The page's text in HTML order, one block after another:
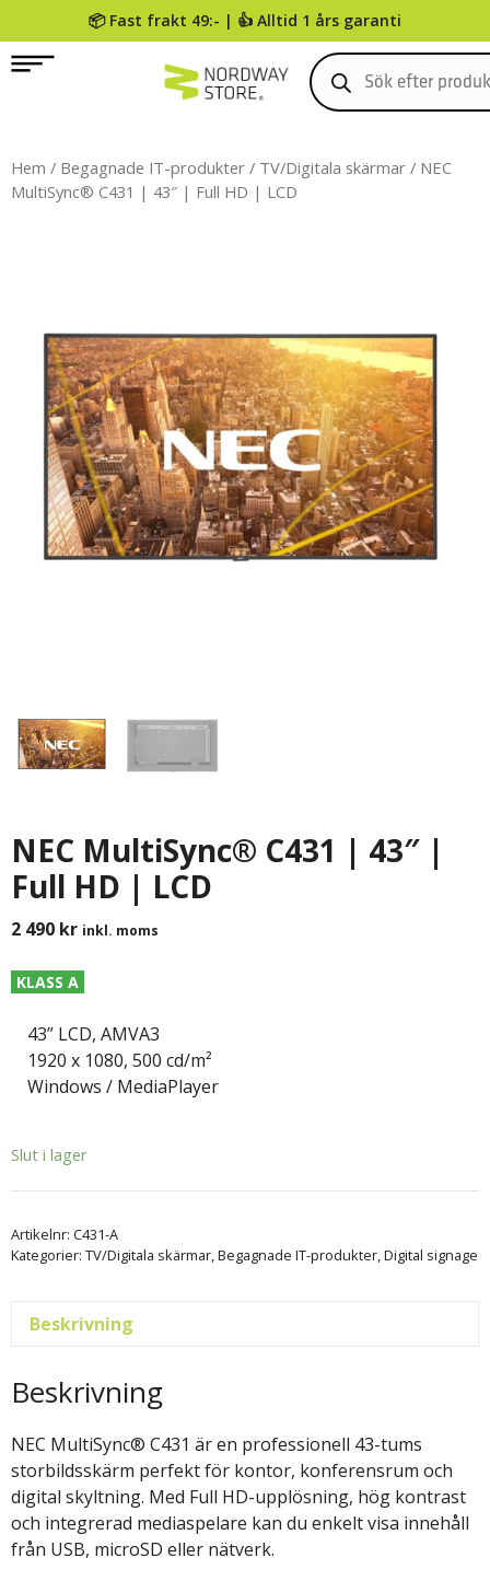
📦 Fast frakt 49:- | 👍 Alltid 1 års garanti
0
Hem / Begagnade IT-produkter / TV/Digitala skärmar / NEC
MultiSync® C431 | 43″ | Full HD | LCD
NEC MultiSync® C431 | 43″ |
Full HD | LCD
2 490 kr inkl. moms
KLASS A
43” LCD, AMVA3
1920 x 1080, 500 cd/m²
Windows / MediaPlayer
Slut i lager
Artikelnr: C431-A
Kategorier: TV/Digitala skärmar,Begagnade IT-produkter,Digital signage
Beskrivning
Beskrivning
NEC MultiSync® C431 är en professionell 43-tums
storbildsskärm perfekt för kontor, konferensrum och
digital skyltning. Med Full HD-upplösning, hög kontrast
och integrerad mediaspelare kan du enkelt visa innehåll
från USB, microSD eller nätverk.